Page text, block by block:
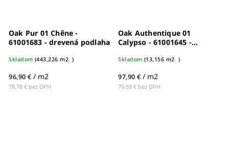
Oak Pur 01 Chêne -
61001683 - drevená podlaha
Skladom (443,226 m2 )
78,78 € bez DPH
96,90 € / m2
Oak Authentique 01
Calypso - 61001645 -
Skladom (13,156 m2 )
79,59 € bez DPH
97,90 € / m2